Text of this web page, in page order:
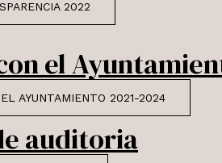
2022
el
AYUNTAMIENTO 2021-2024
auditoria